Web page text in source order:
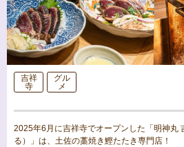
吉祥
寺
グル
メ
2025年6月に吉祥寺でオープンした「明神丸
る）」は、土佐の藁焼き鰹たたき専門店！